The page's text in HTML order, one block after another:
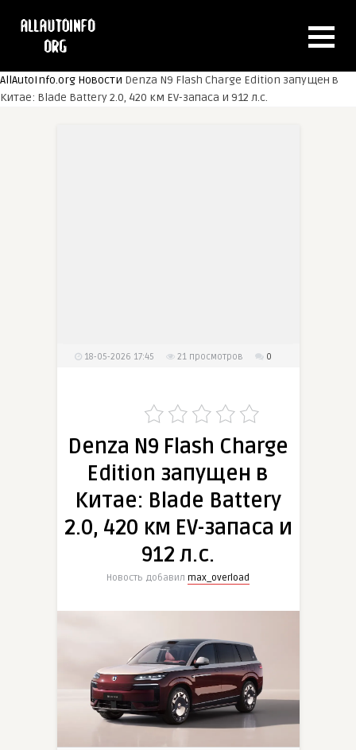
AllAutoInfo.org Новости Denza N9 Flash Charge Edition запущен в
Китае: Blade Battery 2.0, 420 км EV-запаса и 912 л.с.
18-05-2026 17:45 21 просмотров 0
Denza N9 Flash Charge
Edition запущен в
Китае: Blade Battery
2.0, 420 км EV-запаса и
912 л.с.
Новость добавил max_overload